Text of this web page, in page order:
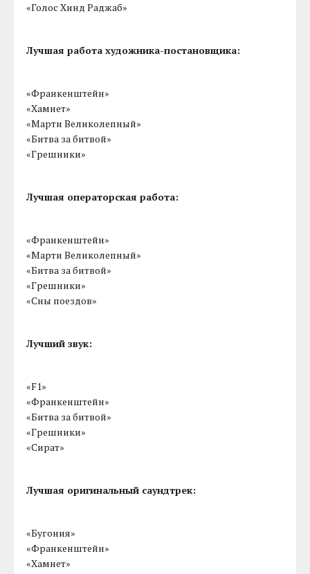
«Голос Хинд Раджаб»
Лучшая работа художника-постановщика:
«Франкенштейн»
«Хамнет»
«Марти Великолепный»
«Битва за битвой»
«Грешники»
Лучшая операторская работа:
«Франкенштейн»
«Марти Великолепный»
«Битва за битвой»
«Грешники»
«Сны поездов»
Лучший звук:
«F1»
«Франкенштейн»
«Битва за битвой»
«Грешники»
«Сират»
Лучшая оригинальный саундтрек:
«Бугония»
«Франкенштейн»
«Хамнет»